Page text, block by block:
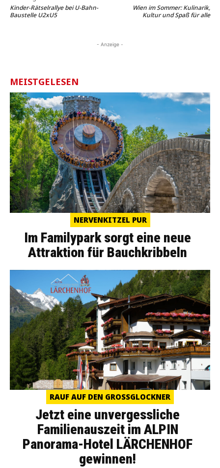
Kinder-Rätselrallye bei U-Bahn-
Baustelle U2xU5
Wien im Sommer: Kulinarik,
Kultur und Spaß für alle
- Anzeige -
MEISTGELESEN
NERVENKITZEL PUR
Im Familypark sorgt eine neue
Attraktion für Bauchkribbeln
RAUF AUF DEN GROSSGLOCKNER
Jetzt eine unvergessliche
Familienauszeit im ALPIN
Panorama-Hotel LÄRCHENHOF
gewinnen!